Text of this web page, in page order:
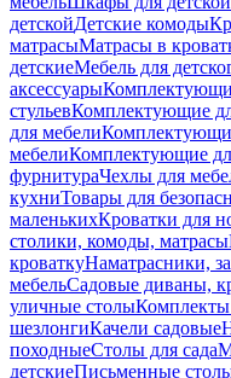
детскойДетские комоды
матрасыМатрасы в
детскиеМебель для
аксессуары
стульевКомплектующие
для мебели
мебелиКомплектующие
фурнитураЧехлы для
кухниТовары для
маленькихКроватки для
столики, комоды, матрасы
кроваткуНаматрасники,
мебельСадовые диваны,
уличные столыКомплекты
шезлонгиКачели садовые
походныеСтолы для сада
детскиеПисьменные